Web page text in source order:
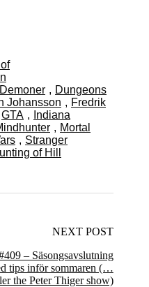
, Dungeons
Johansson , Fredrik
GTA ,
Indiana
, Mortal
, Stranger
of Hill
NEXT POST
– Säsongsavslutning
tips inför sommaren (…
the Peter Thiger show)